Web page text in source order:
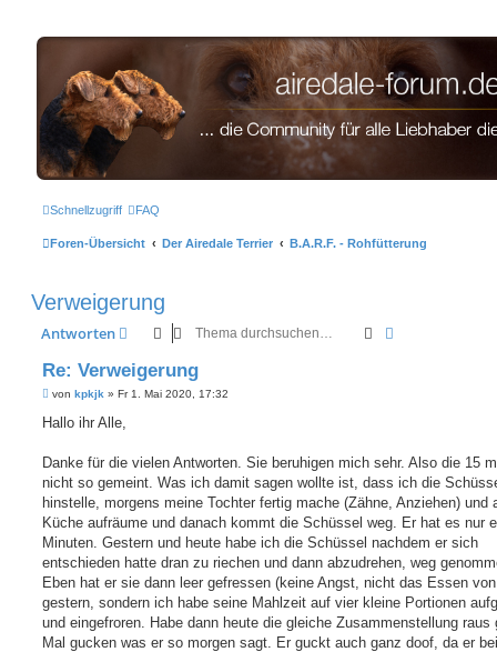
airedale-forum.de
Schnellzugriff FAQ
Foren-Übersicht Der Airedale Terrier B.A.R.F. - Rohfütterung
Verweigerung
Antworten Suche
Re: Verweigerung
B
i
a
von kpkjk » Fr 1. Mai 2020, 17:32
Hallo ihr Alle,
Danke für die vielen Antworten. Sie beruhigen mich sehr. Also die 15
nicht so gemeint. Was ich damit sagen wollte ist, dass ich die
hinstelle, morgens meine Tochter fertig mache (Zähne, Anziehen) und
Küche aufräume und danach kommt die Schüssel weg. Er hat es nur
Minuten. Gestern und heute habe ich die Schüssel nachdem er sich
entschieden hatte dran zu riechen und dann abzudrehen, weg
Eben hat er sie dann leer gefressen (keine Angst, nicht das Essen von
gestern, sondern ich habe seine Mahlzeit auf vier kleine Portionen
und eingefroren. Habe dann heute die gleiche Zusammenstellung raus
Mal gucken was er so morgen sagt. Er guckt auch ganz doof, da er